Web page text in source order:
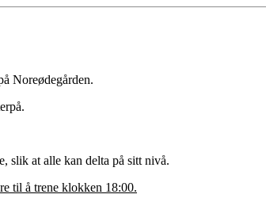
Noreødegården.
slik at alle kan delta på sitt nivå.
til å trene klokken 18:00.